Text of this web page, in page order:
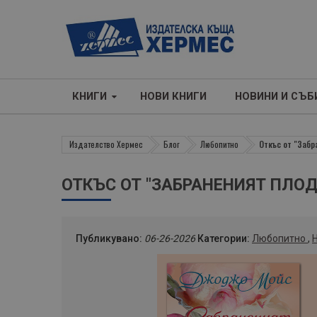
КНИГИ НОВИ КНИГИ НОВИНИ И
Издателство Хермес Блог Любопитно Откъс от
ОТКЪС ОТ "ЗАБРАНЕНИЯТ
Публикувано: 06-26-2026 Категории: Любопитно ,